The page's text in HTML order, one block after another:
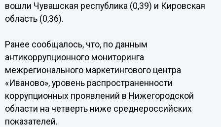
вошли Чувашская республика (0,39) и Кировская
область (0,36).
Ранее сообщалось, что, по данным
антикоррупционного мониторинга
межрегионального маркетингового центра
«Иваново», уровень распространенности
коррупционных проявлений в Нижегородской
области на четверть ниже среднероссийских
показателей.